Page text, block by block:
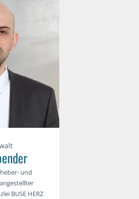
und
BUSE HERZ